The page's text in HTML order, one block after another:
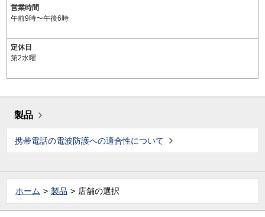
営業時間
午前9時〜午後6時
定休日
第2水曜
製品
携帯電話の電波防護への適合性について
ホーム 製品 店舗の選択